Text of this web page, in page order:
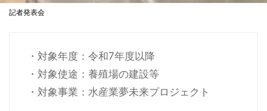
記者発表会
・対象年度：令和7年度以降
・対象使途：養殖場の建設等
・対象事業：水産業夢未来プロジェクト